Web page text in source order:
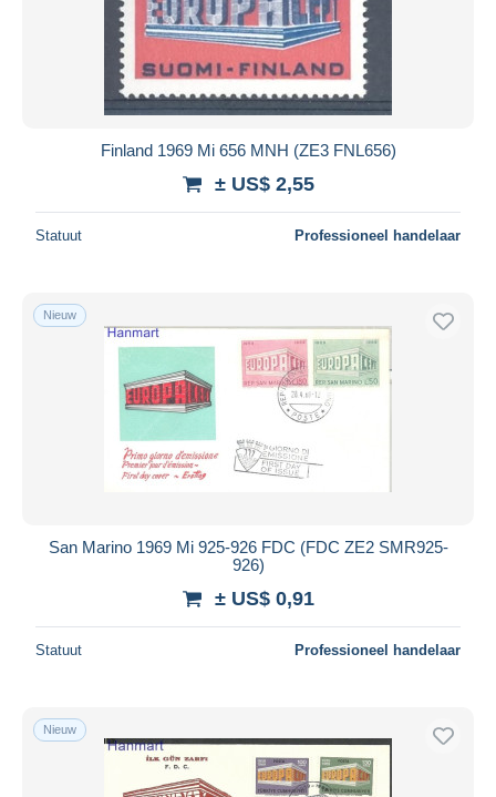
Finland 1969 Mi 656 MNH (ZE3 FNL656)
± US$ 2,55
Statuut Professioneel handelaar
Nieuw
San Marino 1969 Mi 925-926 FDC (FDC ZE2 SMR925-
926)
± US$ 0,91
Statuut Professioneel handelaar
Nieuw